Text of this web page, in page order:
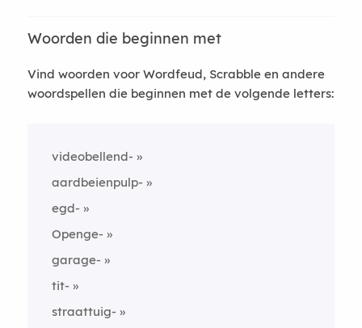
Woorden die beginnen met
Vind woorden voor Wordfeud, Scrabble en andere
woordspellen die beginnen met de volgende letters:
videobellend-
aardbeienpulp-
egd-
Openge-
garage-
tit-
straattuig-